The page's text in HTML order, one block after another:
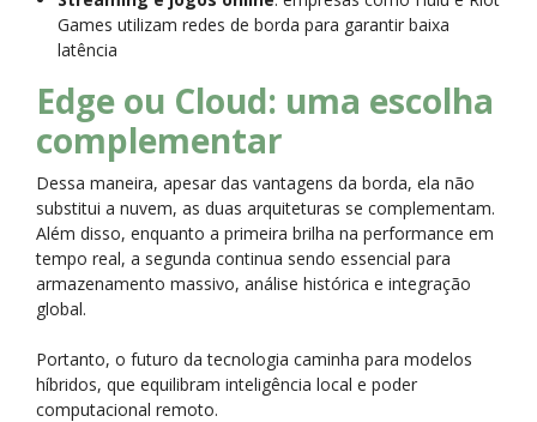
Games utilizam redes de borda para garantir baixa
latência
Edge ou Cloud: uma escolha
complementar
Dessa maneira, apesar das vantagens da borda, ela não
substitui a nuvem, as duas arquiteturas se complementam.
Além disso, enquanto a primeira brilha na performance em
tempo real, a segunda continua sendo essencial para
armazenamento massivo, análise histórica e integração
global.
Portanto, o futuro da tecnologia caminha para modelos
híbridos, que equilibram inteligência local e poder
computacional remoto.